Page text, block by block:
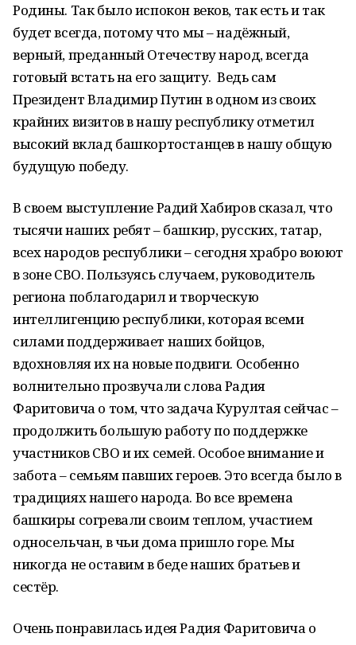
Родины. Так было испокон веков, так есть и так
будет всегда, потому что мы – надёжный,
верный, преданный Отечеству народ, всегда
готовый встать на его защиту. Ведь сам
Президент Владимир Путин в одном из своих
крайних визитов в нашу республику отметил
высокий вклад башкортостанцев в нашу общую
будущую победу.
В своем выступление Радий Хабиров сказал, что
тысячи наших ребят – башкир, русских, татар,
всех народов республики – сегодня храбро воюют
в зоне СВО. Пользуясь случаем, руководитель
региона поблагодарил и творческую
интеллигенцию республики, которая всеми
силами поддерживает наших бойцов,
вдохновляя их на новые подвиги. Особенно
волнительно прозвучали слова Радия
Фаритовича о том, что задача Курултая сейчас –
продолжить большую работу по поддержке
участников СВО и их семей. Особое внимание и
забота – семьям павших героев. Это всегда было в
традициях нашего народа. Во все времена
башкиры согревали своим теплом, участием
односельчан, в чьи дома пришло горе. Мы
никогда не оставим в беде наших братьев и
сестёр.
Очень понравилась идея Радия Фаритовича о